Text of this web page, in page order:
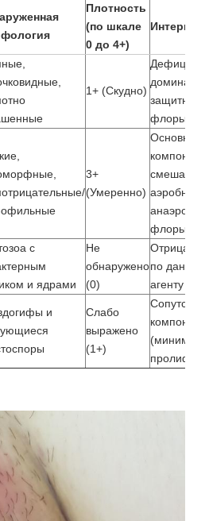
Плотность
(по шкале
0 до 4+)
1+ (Скудно)
Дефицит
защитной
флоры
3+
(Умеренно)
Основной
компонент
аэробной/
флоры
с
и ядрами
Не
обнаружено
(0)
по
агенту
и
Слабо
выражено
(1+)
компонент